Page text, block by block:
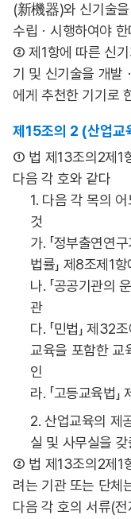
(新機器)와 신기술
수립ㆍ시행하여야 한
② 제1항에 따른 신기
기 및 신기술을 개발
에게 추천한 기기로
제15조의 2 (산업교
① 법 제13조의2제1
다음 각 호와 같다
1. 다음 각 목의
것
가. 「정부출연연
법률」 제8조제1
나. 「공공기관의
관
다. 「민법」 제32
교육을 포함한 교
인
라. 「고등교육법
2. 산업교육의 제
실 및 사무실을 갖
② 법 제13조의2제1
려는 기관 또는 단체
다음 각 호의 서류(